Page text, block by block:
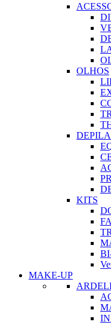
OLHOS
KITS
MAKE-UP